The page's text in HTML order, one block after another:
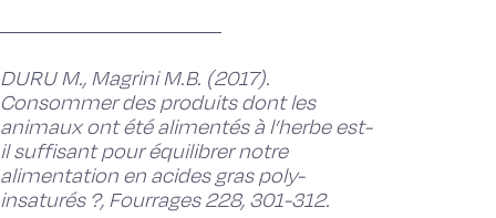
DURU M., Magrini M.B. (2017).
Consommer des produits dont les
animaux ont été alimentés à l’herbe est-
il suffisant pour équilibrer notre
alimentation en acides gras poly-
insaturés ?, Fourrages 228, 301-312.